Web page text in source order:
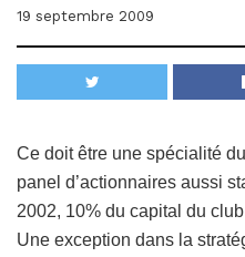
19 septembre 2009
Ce doit être une spécialité
panel d’actionnaires aussi
2002, 10% du capital du
Une exception dans la